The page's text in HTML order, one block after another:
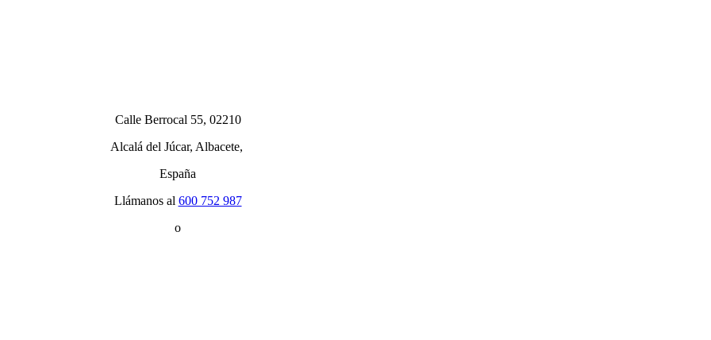
Calle Berrocal 55, 02210
Alcalá del Júcar, Albacete,
España
Llámanos al 600 752 987
o